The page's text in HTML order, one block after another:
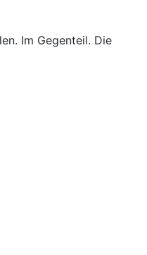
Im Gegenteil. Die